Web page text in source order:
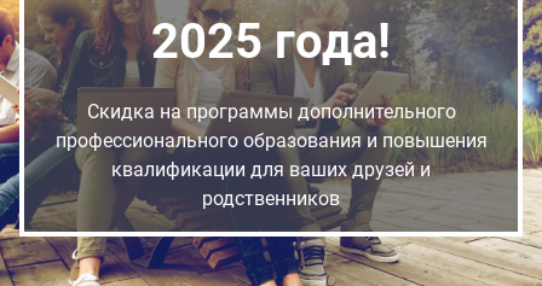
2025 года!
Скидка на программы дополнительного
профессионального образования и повышения
квалификации для ваших друзей и
родственников